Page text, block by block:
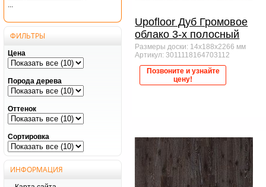
Upofloor Дуб Громовое
облако 3-х полосный
Размеры доски: 14x188x2266 мм
Артикул: 3011118164703112
Позвоните и узнайте
цену!
ФИЛЬТРЫ
Цена
Порода дерева
Оттенок
Сортировка
ИНФОРМАЦИЯ